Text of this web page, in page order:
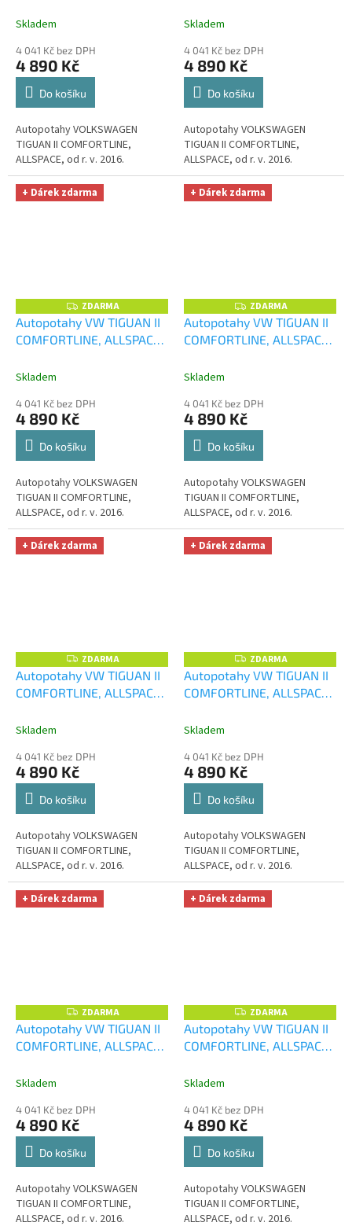
šedé+ UNIVERZÁL utěrka
Microfiber zdarma v
hodnotě 299,-Kč
Skladem
4 041 Kč bez DPH
4 890 Kč
Do košíku
Autopotahy VOLKSWAGEN
TIGUAN II COMFORTLINE,
ALLSPACE, od r. v. 2016.
černé+ UNIVERZÁL utěrka
Microfiber zdarma v
hodnotě 299,-Kč
Skladem
4 041 Kč bez DPH
4 890 Kč
Do košíku
Autopotahy VOLKSWAGEN
TIGUAN II COMFORTLINE,
ALLSPACE, od r. v. 2016.
+ Dárek zdarma
Z
D
A
R
ZDARMA
Autopotahy VW TIGUAN II
COMFORTLINE, ALLSPACE,
šedé+ UNIVERZÁL utěrka
Microfiber zdarma v
hodnotě 299,-Kč
Skladem
4 041 Kč bez DPH
4 890 Kč
Do košíku
Autopotahy VOLKSWAGEN
TIGUAN II COMFORTLINE,
ALLSPACE, od r. v. 2016.
+ Dárek zdarma
Z
D
A
R
ZDARMA
Autopotahy VW TIGUAN II
COMFORTLINE, ALLSPACE,
černé+ UNIVERZÁL utěrka
Microfiber zdarma v
hodnotě 299,-Kč
Skladem
4 041 Kč bez DPH
4 890 Kč
Do košíku
Autopotahy VOLKSWAGEN
TIGUAN II COMFORTLINE,
ALLSPACE, od r. v. 2016.
+ Dárek zdarma
Z
D
A
R
ZDARMA
Autopotahy VW TIGUAN II
COMFORTLINE, ALLSPACE,
šedé+ UNIVERZÁL utěrka
Microfiber zdarma v
hodnotě 299,-Kč
Skladem
4 041 Kč bez DPH
4 890 Kč
Do košíku
Autopotahy VOLKSWAGEN
TIGUAN II COMFORTLINE,
ALLSPACE, od r. v. 2016.
+ Dárek zdarma
Z
D
A
R
ZDARMA
Autopotahy VW TIGUAN II
COMFORTLINE, ALLSPACE,
černé+ UNIVERZÁL utěrka
Microfiber zdarma v
hodnotě 299,-Kč
Skladem
4 041 Kč bez DPH
4 890 Kč
Do košíku
Autopotahy VOLKSWAGEN
TIGUAN II COMFORTLINE,
ALLSPACE, od r. v. 2016.
+ Dárek zdarma
Z
D
A
R
ZDARMA
Autopotahy VW TIGUAN II
COMFORTLINE, ALLSPACE,
šedé+ UNIVERZÁL utěrka
Microfiber zdarma v
hodnotě 299,-Kč
Skladem
4 041 Kč bez DPH
4 890 Kč
Do košíku
Autopotahy VOLKSWAGEN
TIGUAN II COMFORTLINE,
ALLSPACE, od r. v. 2016.
+ Dárek zdarma
Z
D
A
R
ZDARMA
Autopotahy VW TIGUAN II
COMFORTLINE, ALLSPACE,
černé+ UNIVERZÁL utěrka
Microfiber zdarma v
hodnotě 299,-Kč
Skladem
4 041 Kč bez DPH
4 890 Kč
Do košíku
Autopotahy VOLKSWAGEN
TIGUAN II COMFORTLINE,
ALLSPACE, od r. v. 2016.